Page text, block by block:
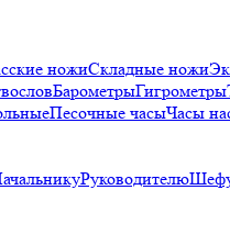
ножиСкладные ножи
БарометрыГигрометры
Песочные часыЧасы
Руководителю